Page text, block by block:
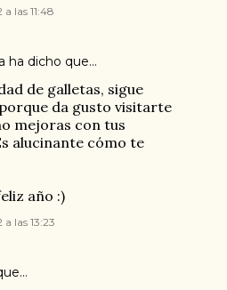
las 11:48
ha dicho que…
de galletas, sigue
da gusto visitarte
mejoras con tus
alucinante cómo te
año :)
a las 13:23